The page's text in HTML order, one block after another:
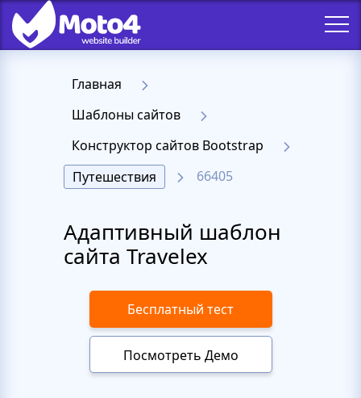
Главная
Шаблоны сайтов
Конструктор сайтов Bootstrap
Путешествия
66405
Адаптивный шаблон
сайта Travelex
Бесплатный тест
Посмотреть Демо